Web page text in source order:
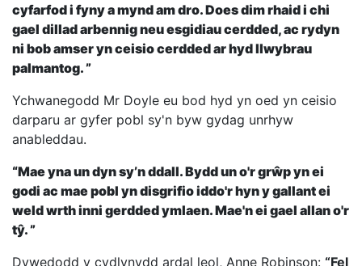
cyfarfod i fyny a mynd am dro. Does dim rhaid i chi
gael dillad arbennig neu esgidiau cerdded, ac rydyn
ni bob amser yn ceisio cerdded ar hyd llwybrau
palmantog. ”
Ychwanegodd Mr Doyle eu bod hyd yn oed yn ceisio
darparu ar gyfer pobl sy'n byw gydag unrhyw
anableddau.
“Mae yna un dyn sy’n ddall. Bydd un o'r grŵp yn ei
godi ac mae pobl yn disgrifio iddo'r hyn y gallant ei
weld wrth inni gerdded ymlaen. Mae'n ei gael allan o'r
tŷ. ”
Dywedodd y cydlynydd ardal leol, Anne Robinson: “Fel